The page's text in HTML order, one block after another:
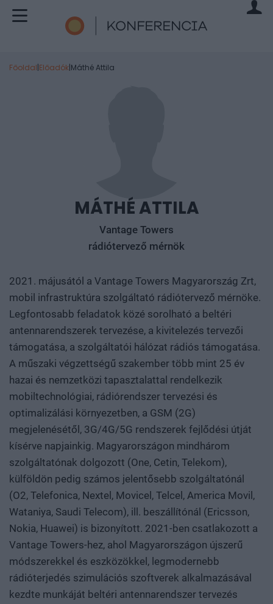
Főoldal|Előadók|Máthé Attila
MÁTHÉ ATTILA
Vantage Towers
rádiótervező mérnök
2021. májusától a Vantage Towers Magyarország Zrt,
mobil infrastruktúra szolgáltató rádiótervező mérnöke.
Legfontosabb feladatok közé sorolható a beltéri
antennarendszerek tervezése, a kivitelezés tervezői
támogatása, a szolgáltatói hálózat rádiós támogatása.
A műszaki végzettségű szakember több mint 25 év
hazai és nemzetközi tapasztalattal rendelkezik
mobiltechnológiai, rádiórendszer tervezési és
optimalizálási környezetben, a GSM (2G)
megjelenésétől, 3G/4G/5G rendszerek fejlődési útját
kísérve napjainkig. Magyarországon mindhárom
szolgáltatónak dolgozott (One, Cetin, Telekom),
külföldön pedig számos jelentősebb szolgáltatónál
(O2, Telefonica, Nextel, Movicel, Telcel, America Movil,
Wataniya, Saudi Telecom), ill. beszállítónál (Ericsson,
Nokia, Huawei) is bizonyított. 2021-ben csatlakozott a
Vantage Towers-hez, ahol Magyarországon újszerű
módszerekkel és eszközökkel, legmodernebb
rádióterjedés szimulációs szoftverek alkalmazásával
kezdte munkáját beltéri antennarendszer tervezés